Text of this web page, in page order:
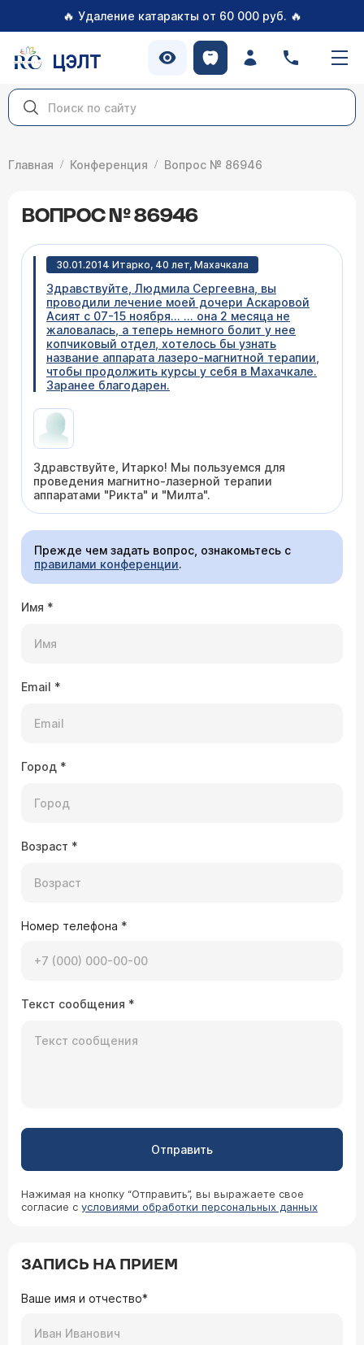
🔥 Удаление катаракты от 60 000 руб. 🔥
ЦЭЛТ
Главная Конференция Вопрос № 86946
ВОПРОС № 86946
30.01.2014 Итарко, 40 лет, Махачкала
Здравствуйте, Людмила Сергеевна, вы
проводили лечение моей дочери Аскаровой
Асият с 07-15 ноября... ... она 2 месяца не
жаловалась, а теперь немного болит у нее
копчиковый отдел, хотелось бы узнать
название аппарата лазеро-магнитной терапии,
чтобы продолжить курсы у себя в Махачкале.
Заранее благодарен.
Здравствуйте, Итарко! Мы пользуемся для
проведения магнитно-лазерной терапии
аппаратами "Рикта" и "Милта".
Прежде чем задать вопрос, ознакомьтесь с
правилами конференции.
Имя *
Email *
Город *
Возраст *
Номер телефона *
Текст сообщения *
Отправить
Нажимая на кнопку “Отправить”, вы выражаете свое
согласие с условиями обработки персональных данных
ЗАПИСЬ НА ПРИЕМ
Ваше имя и отчество*